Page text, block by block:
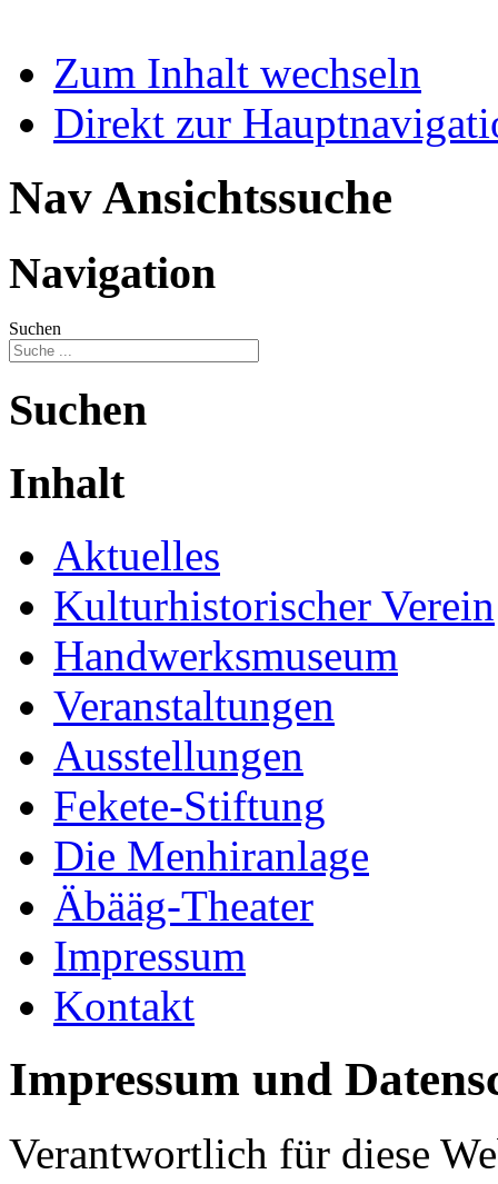
Zum Inhalt wechseln
Direkt zur
Nav Ansichtssuche
Navigation
Suchen
Suchen
Inhalt
Aktuelles
Kulturhistorischer Verein
Handwerksmuseum
Veranstaltungen
Ausstellungen
Fekete-Stiftung
Die Menhiranlage
Äbääg-Theater
Impressum
Kontakt
Impressum und
Verantwortlich für diese